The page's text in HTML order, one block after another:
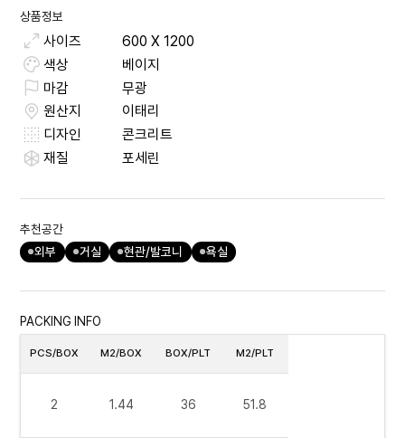
상품정보
사이즈 600 X 1200
색상
베이지
마감
무광
원산지
이태리
디자인
콘크리트
재질
포세린
추천공간
외부
거실 현관/발코니 욕실
PACKING INFO
PCS/BOX
2
M2/BOX
1.44
BOX/PLT
36
M2/PLT
51.8